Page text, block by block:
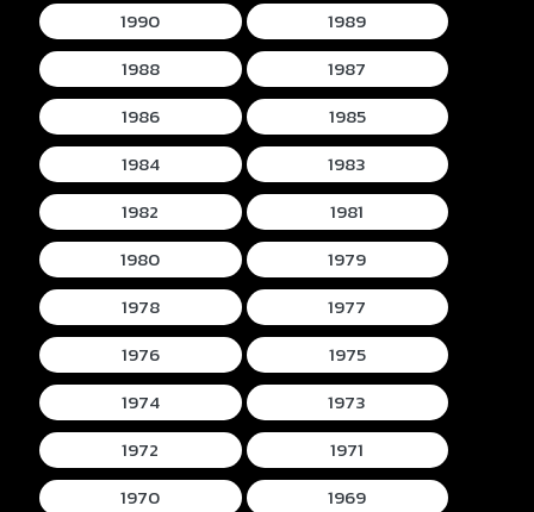
1990
1989
1988
1987
1986
1985
1984
1983
1982
1981
1980
1979
1978
1977
1976
1975
1974
1973
1972
1971
1970
1969